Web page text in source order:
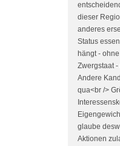
dieser
anderes
Status
hängt -
Zwergstaat
Andere
qua<br />
glaube
Aktionen